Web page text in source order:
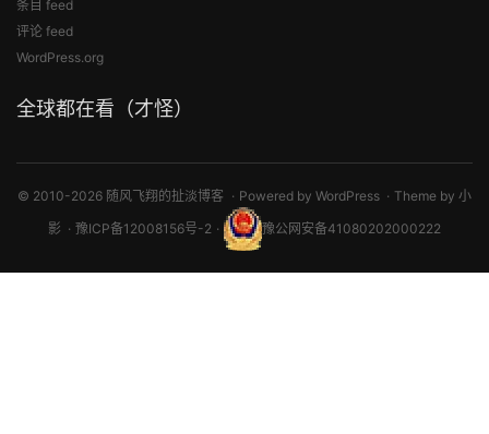
条目 feed
评论 feed
WordPress.org
全球都在看（才怪）
© 2010-2026 随风飞翔的扯淡博客 Powered by WordPress Theme by 小
影
豫ICP备12008156号-2 豫公网安备41080202000222